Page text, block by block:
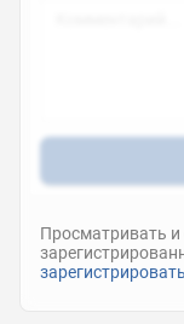
Просматривать